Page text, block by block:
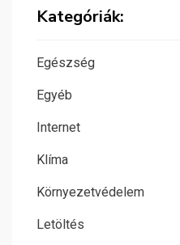
Kategóriák:
Egészség
Egyéb
Internet
Klíma
Környezetvédelem
Letöltés